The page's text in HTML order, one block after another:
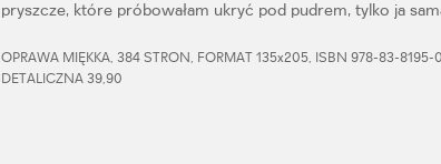
pryszcze, które próbowałam ukryć pod pudrem, tylko ja
OPRAWA MIĘKKA, 384 STRON, FORMAT 135x205, ISBN 978-83-8195-
DETALICZNA 39,90